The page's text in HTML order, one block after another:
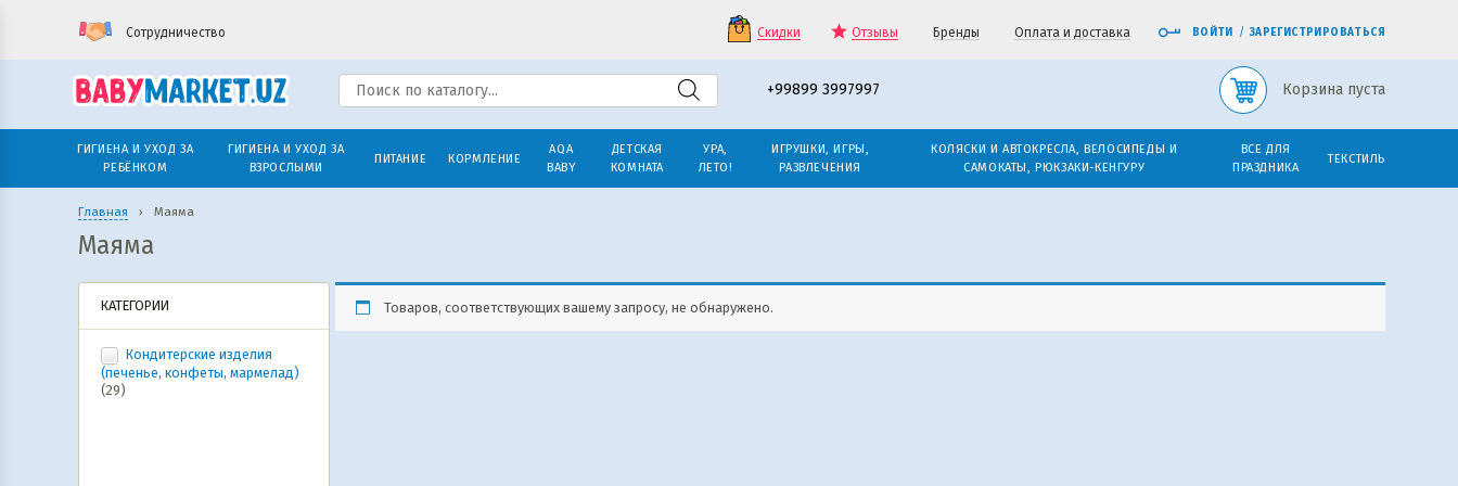
Сотрудничество Скидки Отзывы Бренды Оплата и доставка ВОЙТИ / ЗАРЕГИСТРИРОВАТЬСЯ
+99899 3997997 Корзина пуста
ГИГИЕНА И УХОД ЗА
РЕБЁНКОМ
ГИГИЕНА И УХОД ЗА
ВЗРОСЛЫМИ
ПИТАНИЕ КОРМЛЕНИЕ
AQA
BABY
ДЕТСКАЯ
КОМНАТА
УРА,
ЛЕТО!
ИГРУШКИ, ИГРЫ,
РАЗВЛЕЧЕНИЯ
КОЛЯСКИ И АВТОКРЕСЛА, ВЕЛОСИПЕДЫ И
САМОКАТЫ, РЮКЗАКИ-КЕНГУРУ
ВСЕ ДЛЯ
ПРАЗДНИКА
ТЕКСТИЛЬ
Главная › Маяма
Маяма
КАТЕГОРИИ
Кондитерские изделия
(печенье, конфеты, мармелад)
(29)
Товаров, соответствующих вашему запросу, не обнаружено.